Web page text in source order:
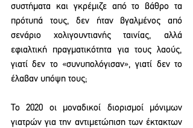
συστήματα και γκρέμιζε από το βάθρο τα
πρότυπά τους, δεν ήταν βγαλμένος από
σενάριο χολιγουντιανής ταινίας, αλλά
εφιαλτική πραγματικότητα για τους λαούς,
γιατί δεν το «συνυπολόγισαν», γιατί δεν το
έλαβαν υπόψη τους;
Το 2020 οι μοναδικοί διορισμοί μόνιμων
γιατρών για την αντιμετώπιση των έκτακτων